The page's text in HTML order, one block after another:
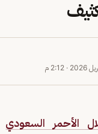
· 2:12 م
الأحمر السعودي